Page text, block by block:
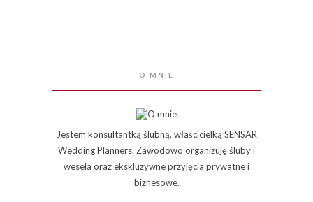
O MNIE
Jestem konsultantką ślubną, właścicielką SENSAR
Wedding Planners. Zawodowo organizuję śluby i
wesela oraz ekskluzywne przyjęcia prywatne i
biznesowe.